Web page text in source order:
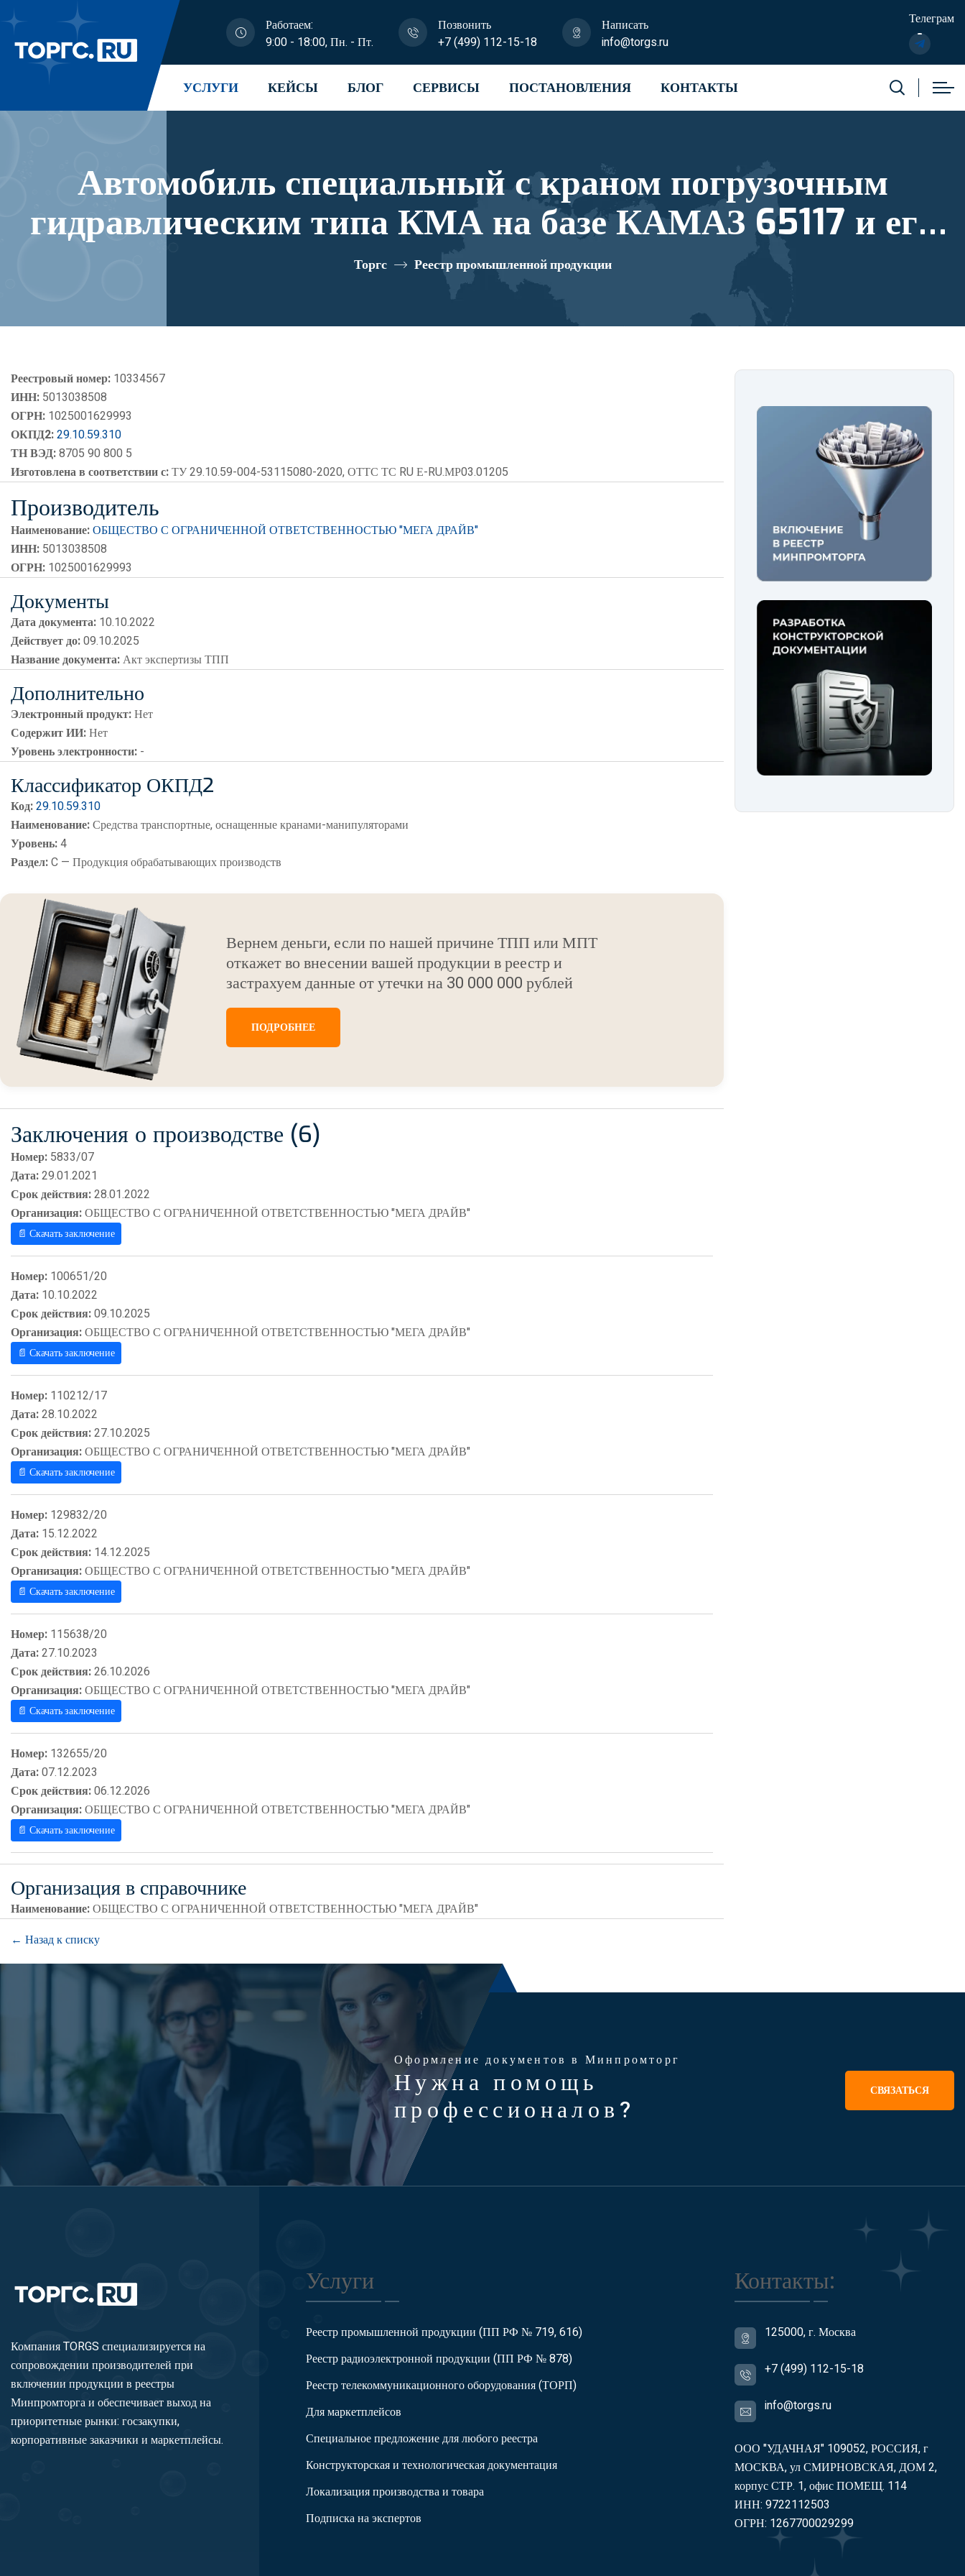
Работаем:
9:00 - 18:00, Пн. - Пт.
Позвонить
+7 (499) 112-15-18
Написать
info@torgs.ru
Телеграм
УСЛУГИ КЕЙСЫ БЛОГ СЕРВИСЫ ПОСТАНОВЛЕНИЯ КОНТАКТЫ
Автомобиль специальный с краном погрузочным
гидравлическим типа КМА на базе КАМАЗ 65117 и его
модификации 64K01N-L080 реестровый номер
10334567
Торгс Реестр промышленной продукции
Реестровый номер: 10334567
ИНН: 5013038508
ОГРН: 1025001629993
ОКПД2:29.10.59.310
ТН ВЭД:8705 90 800 5
Изготовлена в соответствии с:ТУ 29.10.59-004-53115080-2020, ОТТС ТС RU Е-RU.МР03.01205
Производитель
Наименование:ОБЩЕСТВО С ОГРАНИЧЕННОЙ ОТВЕТСТВЕННОСТЬЮ "МЕГА ДРАЙВ"
ИНН: 5013038508
ОГРН: 1025001629993
Документы
Дата документа: 10.10.2022
Действует до:09.10.2025
Название документа:Акт экспертизы ТПП
Дополнительно
Электронный продукт:Нет
Содержит ИИ:Нет
Уровень электронности: -
Классификатор ОКПД2
Код:29.10.59.310
Наименование:Средства транспортные, оснащенные кранами-манипуляторами
Уровень:4
Раздел:C — Продукция обрабатывающих производств
Вернем деньги, если по нашей причине ТПП или МПТ
откажет во внесении вашей продукции в реестр и
застрахуем данные от утечки на 30 000 000 рублей
ПОДРОБНЕЕ
Заключения о производстве (6)
Номер: 5833/07
Дата:29.01.2021
Срок действия:28.01.2022
Организация:ОБЩЕСТВО С ОГРАНИЧЕННОЙ ОТВЕТСТВЕННОСТЬЮ "МЕГА ДРАЙВ"
📄 Скачать заключение
Номер: 100651/20
Дата: 10.10.2022
Срок действия:09.10.2025
Организация:ОБЩЕСТВО С ОГРАНИЧЕННОЙ ОТВЕТСТВЕННОСТЬЮ "МЕГА ДРАЙВ"
📄 Скачать заключение
Номер: 110212/17
Дата:28.10.2022
Срок действия:27.10.2025
Организация:ОБЩЕСТВО С ОГРАНИЧЕННОЙ ОТВЕТСТВЕННОСТЬЮ "МЕГА ДРАЙВ"
📄 Скачать заключение
Номер: 129832/20
Дата: 15.12.2022
Срок действия: 14.12.2025
Организация:ОБЩЕСТВО С ОГРАНИЧЕННОЙ ОТВЕТСТВЕННОСТЬЮ "МЕГА ДРАЙВ"
📄 Скачать заключение
Номер: 115638/20
Дата:27.10.2023
Срок действия:26.10.2026
Организация:ОБЩЕСТВО С ОГРАНИЧЕННОЙ ОТВЕТСТВЕННОСТЬЮ "МЕГА ДРАЙВ"
📄 Скачать заключение
Номер: 132655/20
Дата:07.12.2023
Срок действия:06.12.2026
Организация:ОБЩЕСТВО С ОГРАНИЧЕННОЙ ОТВЕТСТВЕННОСТЬЮ "МЕГА ДРАЙВ"
📄 Скачать заключение
Организация в справочнике
Наименование:ОБЩЕСТВО С ОГРАНИЧЕННОЙ ОТВЕТСТВЕННОСТЬЮ "МЕГА ДРАЙВ"
← Назад к списку
Оформление документов в Минпромторг
Нужна помощь
профессионалов?
СВЯЗАТЬСЯ
Компания TORGS специализируется на
сопровождении производителей при
включении продукции в реестры
Минпромторга и обеспечивает выход на
приоритетные рынки: госзакупки,
корпоративные заказчики и маркетплейсы.
Услуги
Реестр промышленной продукции (ПП РФ № 719, 616)
Реестр радиоэлектронной продукции (ПП РФ № 878)
Реестр телекоммуникационного оборудования (ТОРП)
Для маркетплейсов
Специальное предложение для любого реестра
Конструкторская и технологическая документация
Локализация производства и товара
Подписка на экспертов
Контакты:
125000, г. Москва
+7 (499) 112-15-18
info@torgs.ru
ООО "УДАЧНАЯ" 109052, РОССИЯ, г
МОСКВА, ул СМИРНОВСКАЯ, ДОМ 2,
корпус СТР. 1, офис ПОМЕЩ. 114
ИНН: 9722112503
ОГРН: 1267700029299